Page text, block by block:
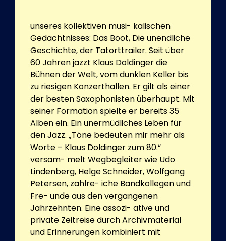
unseres kollektiven musi- kalischen
Gedächtnisses: Das Boot, Die unendliche
Geschichte, der Tatorttrailer. Seit über
60 Jahren jazzt Klaus Doldinger die
Bühnen der Welt, vom dunklen Keller bis
zu riesigen Konzerthallen. Er gilt als einer
der besten Saxophonisten überhaupt. Mit
seiner Formation spielte er bereits 35
Alben ein. Ein unermüdliches Leben für
den Jazz. „Töne bedeuten mir mehr als
Worte – Klaus Doldinger zum 80.“
versam- melt Wegbegleiter wie Udo
Lindenberg, Helge Schneider, Wolfgang
Petersen, zahlre- iche Bandkollegen und
Fre- unde aus den vergangenen
Jahrzehnten. Eine assozi- ative und
private Zeitreise durch Archivmaterial
und Erinnerungen kombiniert mit